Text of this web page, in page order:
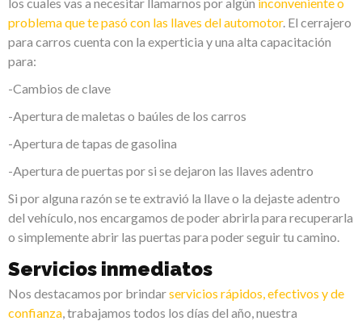
problema que te pasó con las llaves del automotor. El cerrajero
para carros cuenta con la experticia y una alta capacitación
para:
-Cambios de clave
-Apertura de maletas o baúles de los carros
-Apertura de tapas de gasolina
-Apertura de puertas por si se dejaron las llaves adentro
Si por alguna razón se te extravió la llave o la dejaste adentro
del vehículo, nos encargamos de poder abrirla para recuperarla
o simplemente abrir las puertas para poder seguir tu camino.
Servicios inmediatos
Nos destacamos por brindarservicios rápidos, efectivos y de
confianza, trabajamos todos los días del año, nuestra